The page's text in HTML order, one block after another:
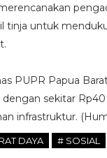
tinja untuk
PUPR Papua
dengan sekitar
infrastruktur.
DAYA # SOSIAL